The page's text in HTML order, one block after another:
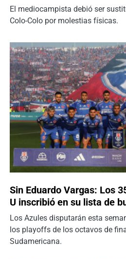
El mediocampista debió ser
Colo-Colo por molestias físicas.
Sin Eduardo Vargas: Los
U inscribió en su lista de
Los Azules disputarán esta
los playoffs de los octavos de
Sudamericana.